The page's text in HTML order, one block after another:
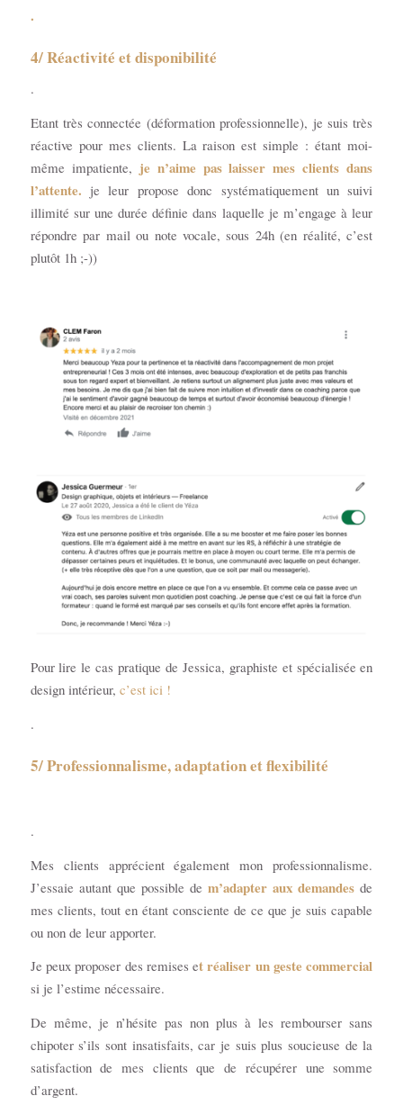
.
4/ Réactivité et disponibilité
.
Etant très connectée (déformation professionnelle), je suis très
réactive pour mes clients. La raison est simple : étant moi-
même impatiente, je n’aime pas laisser mes clients dans
l’attente. je leur propose donc systématiquement un suivi
illimité sur une durée définie dans laquelle je m’engage à leur
répondre par mail ou note vocale, sous 24h (en réalité, c’est
plutôt 1h ;-))
Pour lire le cas pratique de Jessica, graphiste et spécialisée en
design intérieur, c’est ici !
.
5/ Professionnalisme, adaptation et flexibilité
.
Mes clients apprécient également mon professionnalisme.
J’essaie autant que possible de m’adapter aux demandes de
mes clients, tout en étant consciente de ce que je suis capable
ou non de leur apporter.
Je peux proposer des remises et réaliser un geste commercial
si je l’estime nécessaire.
De même, je n’hésite pas non plus à les rembourser sans
chipoter s’ils sont insatisfaits, car je suis plus soucieuse de la
satisfaction de mes clients que de récupérer une somme
d’argent.